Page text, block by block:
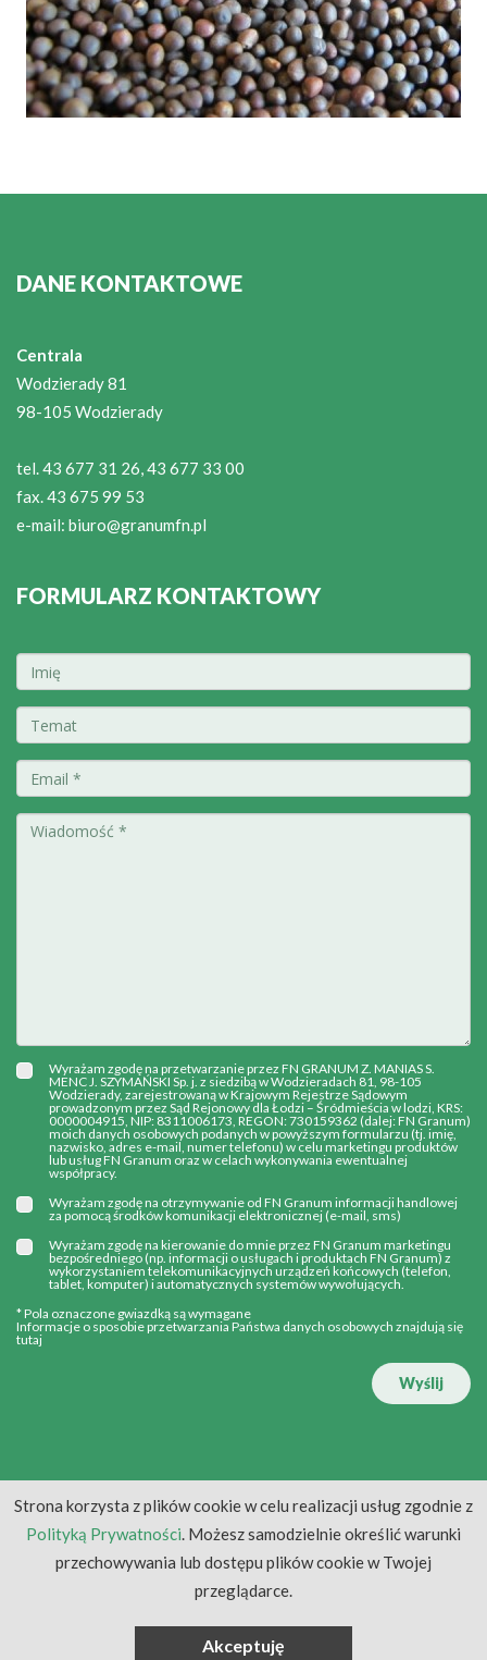
DANE KONTAKTOWE
Centrala
Wodzierady 81
98-105 Wodzierady
tel. 43 677 31 26, 43 677 33 00
fax. 43 675 99 53
e-mail: biuro@granumfn.pl
FORMULARZ KONTAKTOWY
Wyrażam zgodę na przetwarzanie przez FN GRANUM Z. MANIAS S.
MENC J. SZYMAŃSKI Sp. j. z siedzibą w Wodzieradach 81, 98-105
Wodzierady, zarejestrowaną w Krajowym Rejestrze Sądowym
prowadzonym przez Sąd Rejonowy dla Łodzi – Śródmieścia w lodzi, KRS:
0000004915, NIP: 8311006173, REGON: 730159362 (dalej: FN Granum)
moich danych osobowych podanych w powyższym formularzu (tj. imię,
nazwisko, adres e-mail, numer telefonu) w celu marketingu produktów
lub usług FN Granum oraz w celach wykonywania ewentualnej
współpracy.
Wyrażam zgodę na otrzymywanie od FN Granum informacji handlowej
za pomocą środków komunikacji elektronicznej (e-mail, sms)
Wyrażam zgodę na kierowanie do mnie przez FN Granum marketingu
bezpośredniego (np. informacji o usługach i produktach FN Granum) z
wykorzystaniem telekomunikacyjnych urządzeń końcowych (telefon,
tablet, komputer) i automatycznych systemów wywołujących.
* Pola oznaczone gwiazdką są wymagane
Informacje o sposobie przetwarzania Państwa danych osobowych znajdują się
tutaj
Wyślij
Strona korzysta z plików cookie w celu realizacji usług zgodnie z
Polityką Prywatności. Możesz samodzielnie określić warunki
przechowywania lub dostępu plików cookie w Twojej
przeglądarce.
Akceptuję